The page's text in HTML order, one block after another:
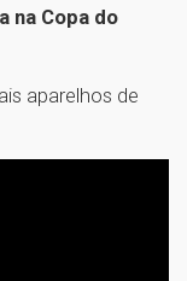
na Copa do
aparelhos de